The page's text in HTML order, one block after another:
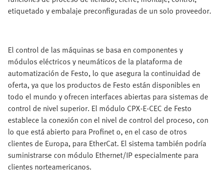
etiquetado y embalaje preconfiguradas de un solo proveedor.
El control de las máquinas se basa en componentes y
módulos eléctricos y neumáticos de la plataforma de
automatización de Festo, lo que asegura la continuidad de
oferta, ya que los productos de Festo están disponibles en
todo el mundo y ofrecen interfaces abiertas para sistemas de
control de nivel superior. El módulo CPX-E-CEC de Festo
establece la conexión con el nivel de control del proceso, con
lo que está abierto para Profinet o, en el caso de otros
clientes de Europa, para EtherCat. El sistema también podría
suministrarse con módulo Ethernet/IP especialmente para
clientes norteamericanos.